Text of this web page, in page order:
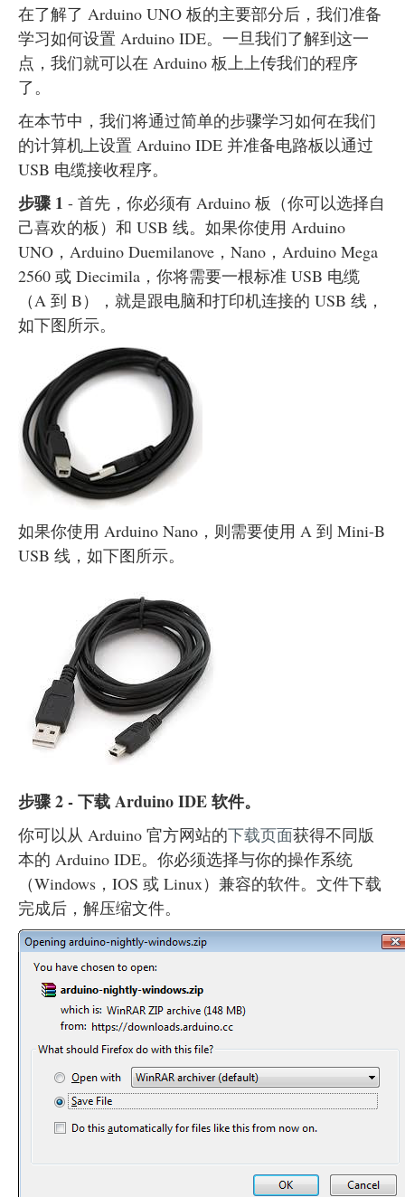
在了解了 Arduino UNO 板的主要部分后，我们准备
学习如何设置 Arduino IDE。一旦我们了解到这一
点，我们就可以在 Arduino 板上上传我们的程序
了。
在本节中，我们将通过简单的步骤学习如何在我们
的计算机上设置 Arduino IDE 并准备电路板以通过
USB 电缆接收程序。
步骤 1 - 首先，你必须有 Arduino 板（你可以选择自
己喜欢的板）和 USB 线。如果你使用 Arduino
UNO，Arduino Duemilanove，Nano，Arduino Mega
2560 或 Diecimila，你将需要一根标准 USB 电缆
（A 到 B），就是跟电脑和打印机连接的 USB 线，
如下图所示。
如果你使用 Arduino Nano，则需要使用 A 到 Mini-B
USB 线，如下图所示。
步骤 2 - 下载 Arduino IDE 软件。
你可以从 Arduino 官方网站的下载页面获得不同版
本的 Arduino IDE。你必须选择与你的操作系统
（Windows，IOS 或 Linux）兼容的软件。文件下载
完成后，解压缩文件。